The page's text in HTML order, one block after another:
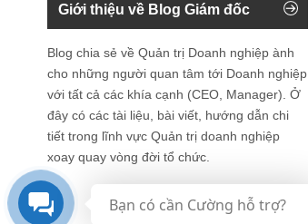
Giới thiệu về Blog Giám đốc
Blog chia sẻ về Quản trị Doanh nghiệp ành
cho những người quan tâm tới Doanh nghiệp
với tất cả các khía cạnh (CEO, Manager). Ở
đây có các tài liệu, bài viết, hướng dẫn chi
tiết trong lĩnh vực Quản trị doanh nghiệp
xoay quay vòng đời tổ chức.
Bạn có cần Cường hỗ trợ?